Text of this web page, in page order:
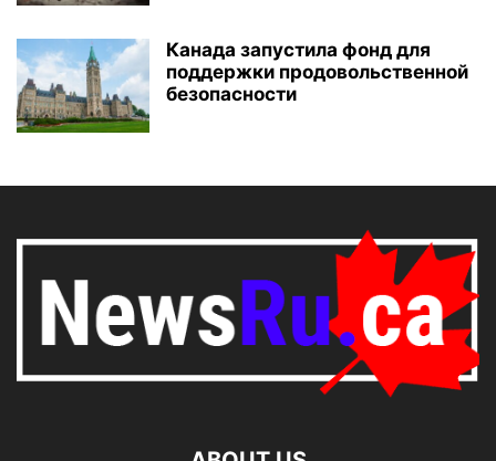
Канада запустила фонд для
поддержки продовольственной
безопасности